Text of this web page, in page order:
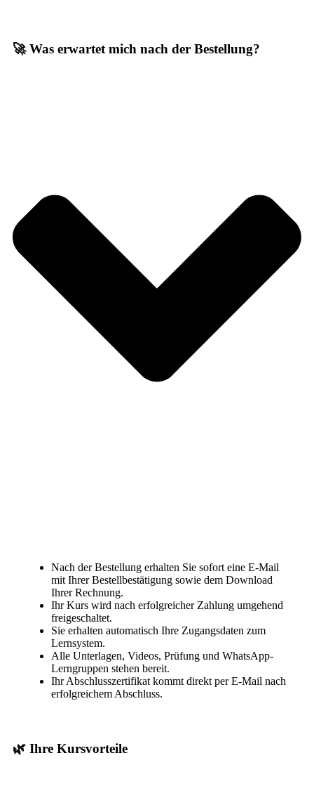
🚀 Was erwartet mich nach der Bestellung?
Nach der Bestellung erhalten Sie sofort eine E-Mail
mit Ihrer Bestellbestätigung sowie dem Download
Ihrer Rechnung.
Ihr Kurs wird nach erfolgreicher Zahlung umgehend
freigeschaltet.
Sie erhalten automatisch Ihre Zugangsdaten zum
Lernsystem.
Alle Unterlagen, Videos, Prüfung und WhatsApp-
Lerngruppen stehen bereit.
Ihr Abschlusszertifikat kommt direkt per E-Mail nach
erfolgreichem Abschluss.
🌿 Ihre Kursvorteile